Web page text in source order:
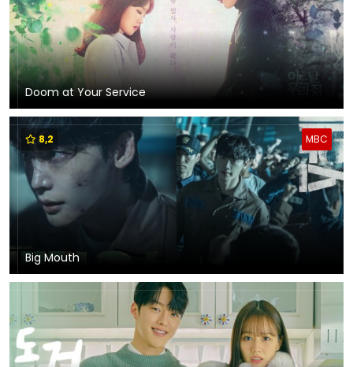
Doom at Your Service
MBC
8,2
Big Mouth